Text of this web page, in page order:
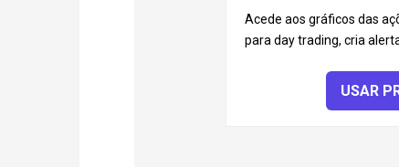
Acede aos gráficos das
para day trading, cria
USAR